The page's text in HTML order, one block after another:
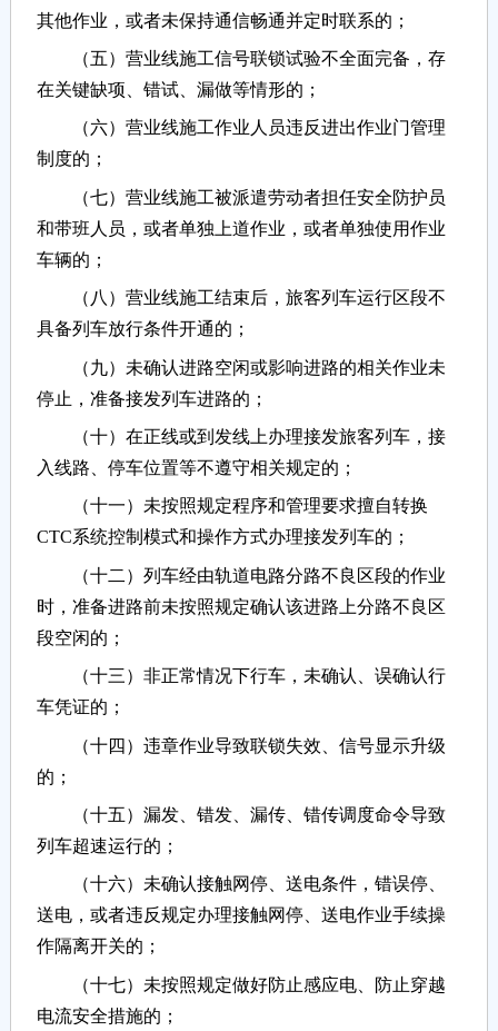
其他作业，或者未保持通信畅通并定时联系的；
（五）营业线施工信号联锁试验不全面完备，存
在关键缺项、错试、漏做等情形的；
（六）营业线施工作业人员违反进出作业门管理
制度的；
（七）营业线施工被派遣劳动者担任安全防护员
和带班人员，或者单独上道作业，或者单独使用作业
车辆的；
（八）营业线施工结束后，旅客列车运行区段不
具备列车放行条件开通的；
（九）未确认进路空闲或影响进路的相关作业未
停止，准备接发列车进路的；
（十）在正线或到发线上办理接发旅客列车，接
入线路、停车位置等不遵守相关规定的；
（十一）未按照规定程序和管理要求擅自转换
CTC系统控制模式和操作方式办理接发列车的；
（十二）列车经由轨道电路分路不良区段的作业
时，准备进路前未按照规定确认该进路上分路不良区
段空闲的；
（十三）非正常情况下行车，未确认、误确认行
车凭证的；
（十四）违章作业导致联锁失效、信号显示升级
的；
（十五）漏发、错发、漏传、错传调度命令导致
列车超速运行的；
（十六）未确认接触网停、送电条件，错误停、
送电，或者违反规定办理接触网停、送电作业手续操
作隔离开关的；
（十七）未按照规定做好防止感应电、防止穿越
电流安全措施的；